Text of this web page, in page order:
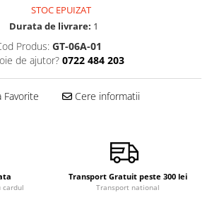
STOC EPUIZAT
Durata de livrare: 1
Produs: GT-06A-01
de ajutor? 0722 484 203
Favorite Cere informatii
cardul
Transport Gratuit peste 300 lei
Transport national